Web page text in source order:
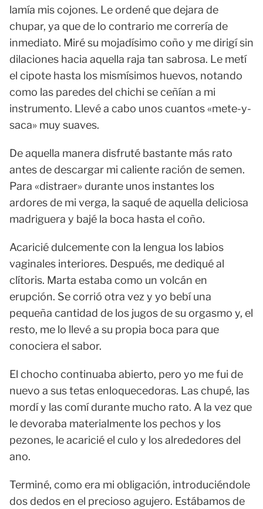
lamía mis cojones. Le ordené que dejara de
chupar, ya que de lo contrario me correría de
inmediato. Miré su mojadísimo coño y me dirigí sin
dilaciones hacia aquella raja tan sabrosa. Le metí
el cipote hasta los mismísimos huevos, notando
como las paredes del chichi se ceñían a mi
instrumento. Llevé a cabo unos cuantos «mete-y-
saca» muy suaves.
De aquella manera disfruté bastante más rato
antes de descargar mi caliente ración de semen.
Para «distraer» durante unos instantes los
ardores de mi verga, la saqué de aquella deliciosa
madriguera y bajé la boca hasta el coño.
Acaricié dulcemente con la lengua los labios
vaginales interiores. Después, me dediqué al
clítoris. Marta estaba como un volcán en
erupción. Se corrió otra vez y yo bebí una
pequeña cantidad de los jugos de su orgasmo y, el
resto, me lo llevé a su propia boca para que
conociera el sabor.
El chocho continuaba abierto, pero yo me fui de
nuevo a sus tetas enloquecedoras. Las chupé, las
mordí y las comí durante mucho rato. A la vez que
le devoraba materialmente los pechos y los
pezones, le acaricié el culo y los alrededores del
ano.
Terminé, como era mi obligación, introduciéndole
dos dedos en el precioso agujero. Estábamos de